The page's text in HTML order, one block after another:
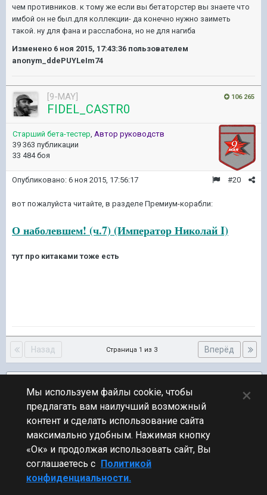
чем противников. к тому же если вы бетаторстер вы знаете что
имбой он не был.для коллекции- да конечно нужно заиметь
такой. ну для фана и расслабона, но не для нагиба
Изменено 6 ноя 2015, 17:43:36 пользователем
anonym_ddePUYLeIm74
106 265
[9-MAY]
FIDEL_CASTR0
Старший бета-тестер Автор руководств
39 363 публикации
33 484 боя
#20
Опубликовано: 6 ноя 2015, 17:56:17
вот пожалуйста читайте, в разделе Премиум-корабли:
О наболевшем! (ч.7) (Император Николай I)
тут про китаками тоже есть
Назад Вперёд
Страница 1 из 3
ПЕРЕЙТИ К СПИСКУ ТЕМ
Фидбек
Стиль
Мы используем файлы cookie, чтобы
предлагать вам наилучший возможный
контент и сделать использование сайта
максимально удобным. Нажимая кнопку
«Ок» и продолжая использовать сайт, Вы
соглашаетесь с Политикой
конфиденциальности.
×